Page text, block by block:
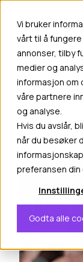
Vi bruker
vårt til å
annonser, tilby
medier og
informasjon om
våre partnere
og analyse.
Hvis du avslår,
når du besøker
preferansen din
Godta alle
Posts